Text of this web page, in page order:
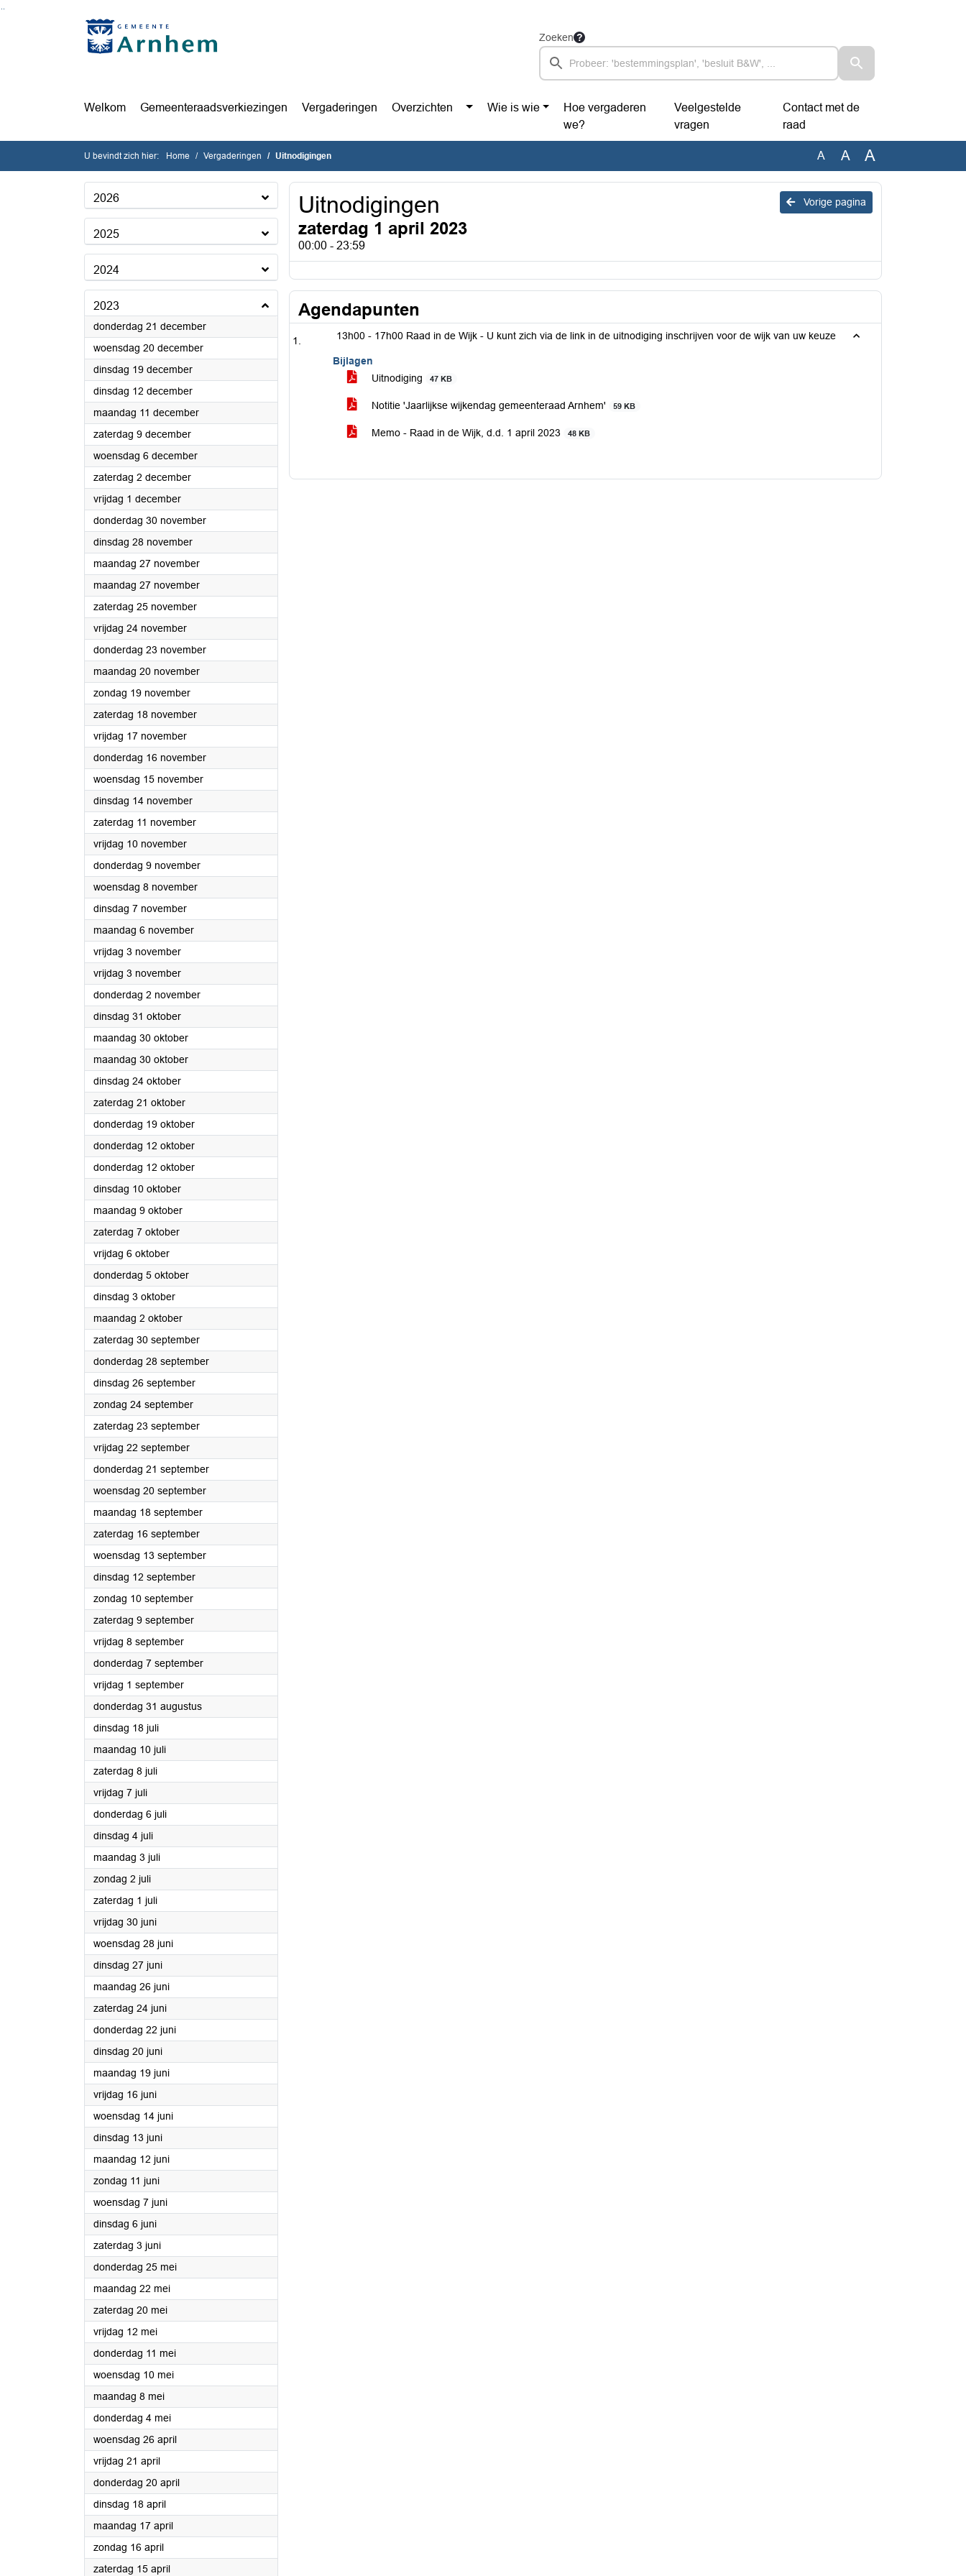
Ga naar de inhoud van deze pagina
Ga naar het zoeken
Ga naar het menu
Zoeken
Welkom Gemeenteraadsverkiezingen Vergaderingen Overzichten Wie is wie
Hoe vergaderen
we?
Veelgestelde
vragen
Contact met de
raad
U bevindt zich hier: Home Vergaderingen Uitnodigingen A A A
2026
2025
2024
2023
donderdag 21 december2023
woensdag 20 december2023
dinsdag 19 december2023
dinsdag 12 december2023
maandag 11 december2023
zaterdag 9 december2023
woensdag 6 december2023
zaterdag 2 december2023
vrijdag 1 december2023
donderdag 30 november2023
dinsdag 28 november2023
maandag 27 november2023
maandag 27 november2023
zaterdag 25 november2023
vrijdag 24 november2023
donderdag 23 november2023
maandag 20 november2023
zondag 19 november2023
zaterdag 18 november2023
vrijdag 17 november2023
donderdag 16 november2023
woensdag 15 november2023
dinsdag 14 november2023
zaterdag 11 november2023
vrijdag 10 november2023
donderdag 9 november2023
woensdag 8 november2023
dinsdag 7 november2023
maandag 6 november2023
vrijdag 3 november2023
vrijdag 3 november2023
donderdag 2 november2023
dinsdag 31 oktober2023
maandag 30 oktober2023
maandag 30 oktober2023
dinsdag 24 oktober2023
zaterdag 21 oktober2023
donderdag 19 oktober2023
donderdag 12 oktober2023
donderdag 12 oktober2023
dinsdag 10 oktober2023
maandag 9 oktober2023
zaterdag 7 oktober2023
vrijdag 6 oktober2023
donderdag 5 oktober2023
dinsdag 3 oktober2023
maandag 2 oktober2023
zaterdag 30 september2023
donderdag 28 september2023
dinsdag 26 september2023
zondag 24 september2023
zaterdag 23 september2023
vrijdag 22 september2023
donderdag 21 september2023
woensdag 20 september2023
maandag 18 september2023
zaterdag 16 september2023
woensdag 13 september2023
dinsdag 12 september2023
zondag 10 september2023
zaterdag 9 september2023
vrijdag 8 september2023
donderdag 7 september2023
vrijdag 1 september2023
donderdag 31 augustus2023
dinsdag 18 juli2023
maandag 10 juli2023
zaterdag 8 juli2023
vrijdag 7 juli2023
donderdag 6 juli2023
dinsdag 4 juli2023
maandag 3 juli2023
zondag 2 juli2023
zaterdag 1 juli2023
vrijdag 30 juni2023
woensdag 28 juni2023
dinsdag 27 juni2023
maandag 26 juni2023
zaterdag 24 juni2023
donderdag 22 juni2023
dinsdag 20 juni2023
maandag 19 juni2023
vrijdag 16 juni2023
woensdag 14 juni2023
dinsdag 13 juni2023
maandag 12 juni2023
zondag 11 juni2023
woensdag 7 juni2023
dinsdag 6 juni2023
zaterdag 3 juni2023
donderdag 25 mei2023
maandag 22 mei2023
zaterdag 20 mei2023
vrijdag 12 mei2023
donderdag 11 mei2023
woensdag 10 mei2023
maandag 8 mei2023
donderdag 4 mei2023
woensdag 26 april2023
vrijdag 21 april2023
donderdag 20 april2023
dinsdag 18 april2023
maandag 17 april2023
zondag 16 april2023
zaterdag 15 april2023
Vorige pagina
Uitnodigingen
zaterdag 1 april 2023
00:00 - 23:59
Agendapunten
13h00 - 17h00 Raad in de Wijk - U kunt zich via de link in de uitnodiging inschrijven voor de wijk van uw keuze
Bijlagen
Uitnodiging
47 KB
Notitie 'Jaarlijkse wijkendag gemeenteraad Arnhem' 59 KB
Memo - Raad in de Wijk, d.d. 1 april 2023 48 KB